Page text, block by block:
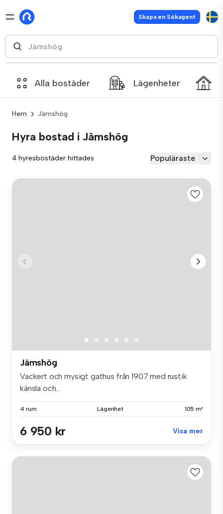
Skapa en Sökagent
Alla bostäder Lägenheter
Hem Jämshög
Hyra bostad i Jämshög
4 hyresbostäder hittades Populäraste
Jämshög
Vackert och mysigt gathus från 1907 med rustik
känsla och...
4 rum Lägenhet 105 m²
6 950 kr Visa mer